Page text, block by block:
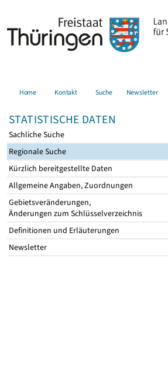
Home Kontakt Suche Newsletter
STATISTISCHE DATEN
Sachliche Suche
Regionale Suche
Kürzlich bereitgestellte Daten
Allgemeine Angaben, Zuordnungen
Gebietsveränderungen,
Änderungen zum Schlüsselverzeichnis
Definitionen und Erläuterungen
Newsletter